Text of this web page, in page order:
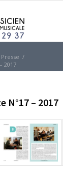
Presse /
2017
N°17 – 2017